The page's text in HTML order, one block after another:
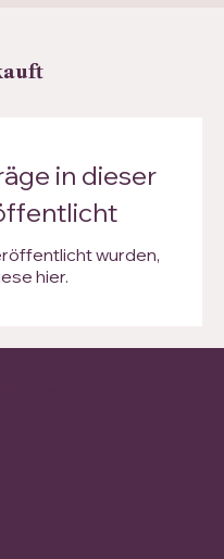
in dieser
wurden,
hier.